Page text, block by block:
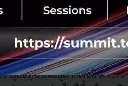
ป็นนโยบายกลางของ ธปท. นอก
ให้แก่ธนาคารพาณิชย์ต่างๆ ด้วย
งเป็นพิเศษ ในช่วงที่ผ่านมาผู้บริ
าผู้ถือหุ้น และผู้ฝากเงินอาจจะเ